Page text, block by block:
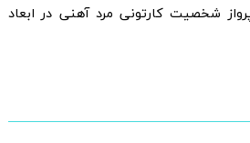
شخصیت کارتونی مرد آهنی در ابعاد